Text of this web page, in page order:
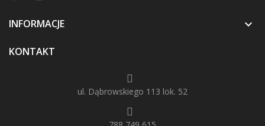
INFORMACJE 
KONTAKT
ul. Dąbrowskiego 113 lok. 52